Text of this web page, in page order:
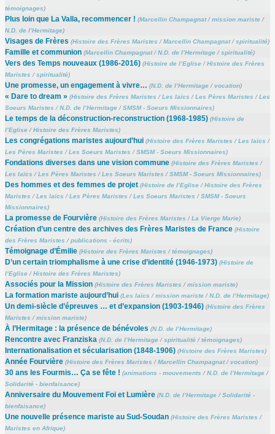
témoignages)
Plus loin que La Valla, recommencer ! (Marcellin Champagnat/mission mariste/
N.D. de l’Hermitage)
Visages de Frères (Histoire des Frères Maristes /Marcellin Champagnat/spiritualité)
Famille et communion (Marcellin Champagnat/N.D. de l’Hermitage/spiritualité)
Vers des Temps nouveaux (1986-2016) (Histoire de l’Eglise/Histoire des Frères
Maristes /spiritualité)
Une promesse, un engagement à vivre… (N.D. de l’Hermitage/vocation)
« Dare to dream » (Histoire des Frères Maristes /Les laïcs /Les Pères Maristes /Les
Soeurs Maristes /N.D. de l’Hermitage/SMSM - Soeurs Missionnaires)
Le temps de la déconstruction-reconstruction (1968-1985) (Histoire de
l’Eglise/Histoire des Frères Maristes)
Les congrégations maristes aujourd’hui (Histoire des Frères Maristes /Les laïcs /
Les Pères Maristes /Les Soeurs Maristes /SMSM - Soeurs Missionnaires)
Fondations diverses dans une vision commune (Histoire des Frères Maristes /
Les laïcs /Les Pères Maristes /Les Soeurs Maristes /SMSM - Soeurs Missionnaires)
Des hommes et des femmes de projet (Histoire de l’Eglise/Histoire des Frères
Maristes /Les laïcs /Les Pères Maristes /Les Soeurs Maristes /SMSM - Soeurs
Missionnaires)
La promesse de Fourvière (Histoire des Frères Maristes /La Vierge Marie)
Création d’un centre des archives des Frères Maristes de France (Histoire
des Frères Maristes /publications - écrits)
Témoignage d’Émilie (Histoire des Frères Maristes /témoignages)
D’un certain triomphalisme à une crise d’identité (1946-1973) (Histoire de
l’Eglise/Histoire des Frères Maristes)
Associés pour la Mission (Histoire des Frères Maristes /mission mariste)
La formation mariste aujourd’hui (Les laïcs /mission mariste/N.D. de l’Hermitage)
Un demi-siècle d’épreuves … et d’expansion (1903-1946) (Histoire des Frères
Maristes /mission mariste)
À l’Hermitage : la présence de bénévoles (N.D. de l’Hermitage)
Rencontre avec Franziska (N.D. de l’Hermitage/spiritualité/témoignages)
Internationalisation et sécularisation (1848-1906) (Histoire des Frères Maristes)
Année Fourvière (Histoire des Frères Maristes /Marcellin Champagnat/vocation)
30 ans les Fourmis… Ça se fête ! (animations - mouvements /N.D. de l’Hermitage/
Solidarité - bienfaisance)
Anniversaire du Mouvement Foi et Lumière (N.D. de l’Hermitage/Solidarité -
bienfaisance)
Une nouvelle présence mariste au Sud-Soudan (Histoire des Frères Maristes /
Maristes en Afrique)